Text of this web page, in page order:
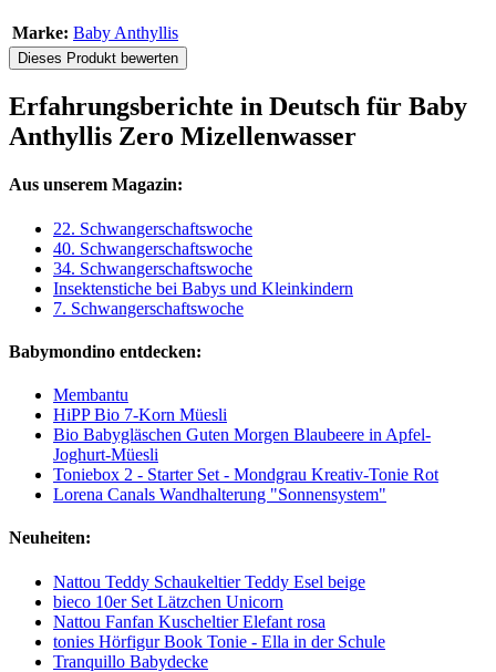
Marke: Baby Anthyllis
Dieses Produkt bewerten
Erfahrungsberichte in Deutsch für Baby
Anthyllis Zero Mizellenwasser
Aus unserem Magazin:
22. Schwangerschaftswoche
40. Schwangerschaftswoche
34. Schwangerschaftswoche
Insektenstiche bei Babys und Kleinkindern
7. Schwangerschaftswoche
Babymondino entdecken:
Membantu
HiPP Bio 7-Korn Müesli
Bio Babygläschen Guten Morgen Blaubeere in Apfel-
Joghurt-Müesli
Toniebox 2 - Starter Set - Mondgrau Kreativ-Tonie Rot
Lorena Canals Wandhalterung "Sonnensystem"
Neuheiten:
Nattou Teddy Schaukeltier Teddy Esel beige
bieco 10er Set Lätzchen Unicorn
Nattou Fanfan Kuscheltier Elefant rosa
tonies Hörfigur Book Tonie - Ella in der Schule
Tranquillo Babydecke